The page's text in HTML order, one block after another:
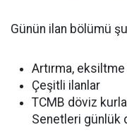
Günün ilan bölümü
Artırma, eksiltme
Çeşitli ilanlar
TCMB döviz
Senetleri günlük